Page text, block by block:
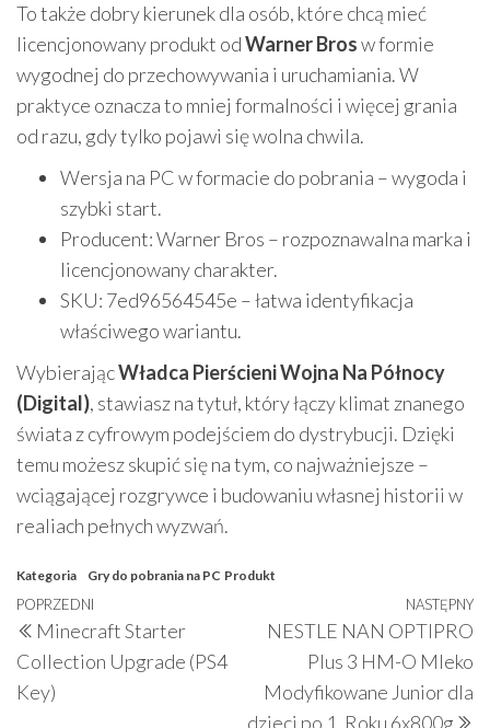
To także dobry kierunek dla osób, które chcą mieć
licencjonowany produkt odWarner Brosw formie
wygodnej do przechowywania i uruchamiania. W
praktyce oznacza to mniej formalności i więcej grania
od razu, gdy tylko pojawi się wolna chwila.
Wersja na PC w formacie do pobrania – wygoda i
szybki start.
Producent: Warner Bros – rozpoznawalna marka i
licencjonowany charakter.
SKU: 7ed96564545e – łatwa identyfikacja
właściwego wariantu.
WybierającWładca Pierścieni Wojna Na Północy
(Digital), stawiasz na tytuł, który łączy klimat znanego
świata z cyfrowym podejściem do dystrybucji. Dzięki
temu możesz skupić się na tym, co najważniejsze –
wciągającej rozgrywce i budowaniu własnej historii w
realiach pełnych wyzwań.
Kategoria Gry do pobrania na PC Produkt
Nawigacja
wpisu
Poprzedni
wpis
POPRZEDNI
Minecraft Starter
Collection Upgrade (PS4
Key)
NASTĘPNY
NESTLE NAN OPTIPRO
Plus 3 HM-O Mleko
Modyfikowane Junior dla
dzieci po 1. Roku 6x800g